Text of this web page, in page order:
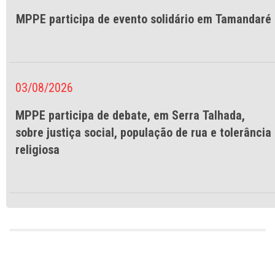
MPPE participa de evento solidário em Tamandaré
03/08/2026
MPPE participa de debate, em Serra Talhada,
sobre justiça social, população de rua e tolerância
religiosa